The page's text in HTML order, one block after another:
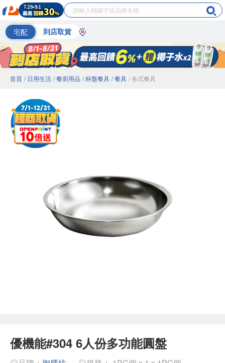
宅配 到店取貨
首頁 / 日用生活 / 餐廚用品 / 杯盤餐具 / 餐具 / 各式餐具
優機能#304 6人份多功能圓盤